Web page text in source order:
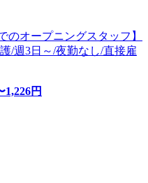
のオープニングスタッフ】
/週3日～/夜勤なし/直接雇
1,226円